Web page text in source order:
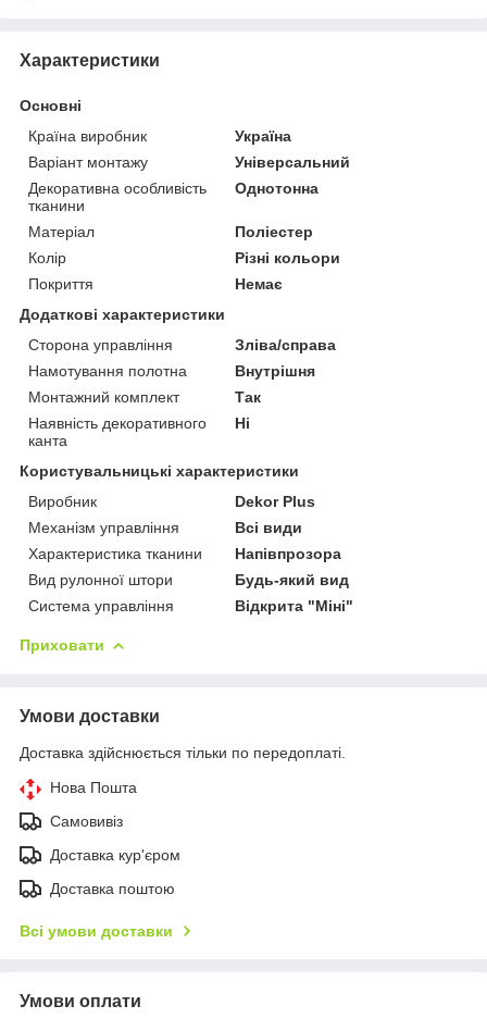
Характеристики
Основні
Країна виробник
Україна
Варіант монтажу
Універсальний
Декоративна особливість
тканини
Однотонна
Матеріал
Поліестер
Колір
Різні кольори
Покриття
Немає
Додаткові характеристики
Сторона управління
Зліва/справа
Намотування полотна
Внутрішня
Монтажний комплект
Так
Наявність декоративного
канта
Ні
Користувальницькі характеристики
Виробник
Dekor Plus
Механізм управління
Всі види
Характеристика тканини
Напівпрозора
Вид рулонної штори
Будь-який вид
Система управління
Відкрита "Міні"
Приховати
Умови доставки
Доставка здійснюється тільки по передоплаті.
Нова Пошта
Самовивіз
Доставка кур'єром
Доставка поштою
Всі умови доставки
Умови оплати